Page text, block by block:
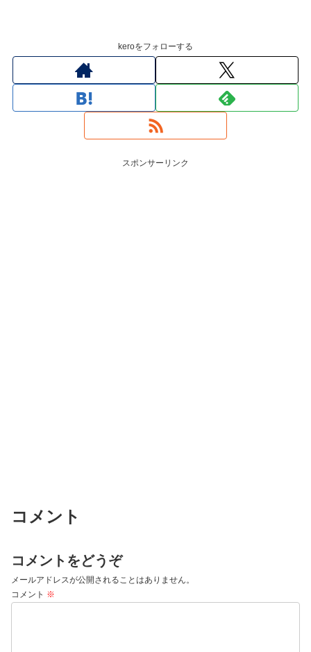
keroをフォローする
スポンサーリンク
コメント
コメントをどうぞ
メールアドレスが公開されることはありません。
コメント ※